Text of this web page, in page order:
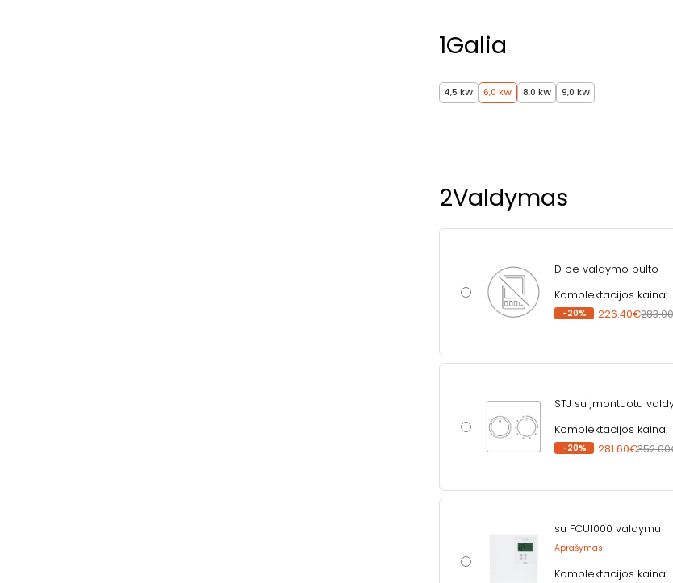
1Galia
4,5 kW 6,0 kW 8,0 kW 9,0 kW
2Valdymas
D be valdymo pulto
Komplektacijos kaina:
-20% 226.40€
STJ su įmontuotu
Komplektacijos kaina:
-20% 281.60€
su FCU1000 valdymu
Aprašymas
Komplektacijos kaina: